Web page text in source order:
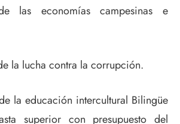
las economías campesinas e
la lucha contra la corrupción.
la educación intercultural Bilingüe
superior con presupuesto del